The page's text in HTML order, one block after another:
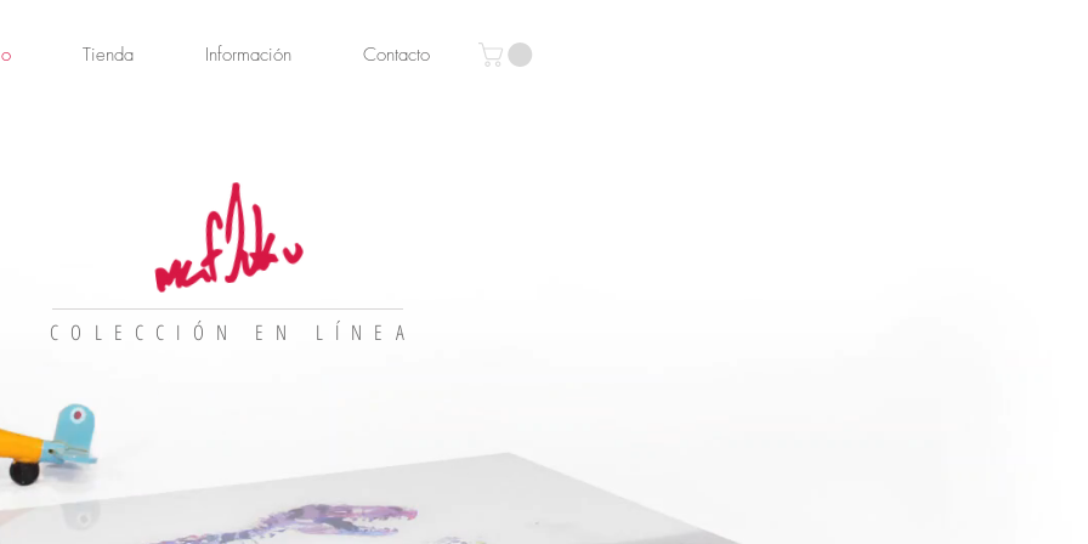
Tienda Información Contacto
COLECCIÓN EN LÍNEA